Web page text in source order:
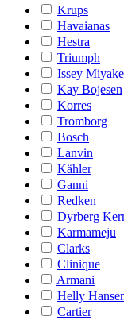
Krups
Havaianas
Hestra
Triumph
Issey Miyake
Kay Bojesen
Korres
Tromborg
Bosch
Lanvin
Kähler
Ganni
Redken
Dyrberg
Karmameju
Clarks
Clinique
Armani
Helly
Cartier